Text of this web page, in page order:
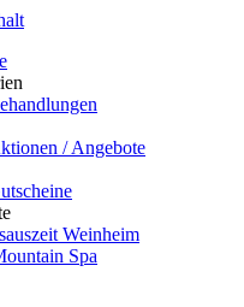
/ Angebote
Weinheim
Spa